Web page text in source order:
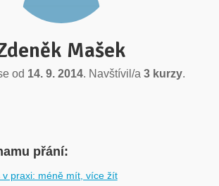
Mašek
od 14. 9. 2014. Navštívil/a 3 kurzy.
přání:
v praxi: méně mít, více žít